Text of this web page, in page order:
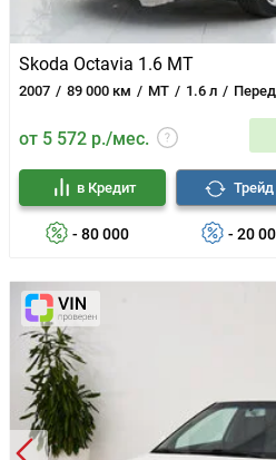
Skoda Octavia 1.6 MT
2007 89 000 км MT 1.6 л
от 5 572 р./мес.
- 80 000
в Кредит
- 20